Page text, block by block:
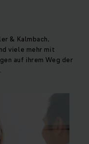
& Kalmbach,
viele mehr mit
auf ihrem Weg der